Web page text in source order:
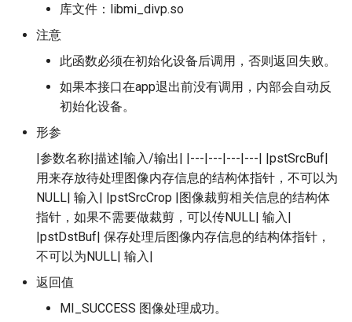
库文件：libmi_divp.so
注意
此函数必须在初始化设备后调用，否则返回失败。
如果本接口在app退出前没有调用，内部会自动反
初始化设备。
形参
|参数名称|描述|输入/输出| |---|---|---|---| |pstSrcBuf|
用来存放待处理图像内存信息的结构体指针，不可以为
NULL| 输入| |pstSrcCrop |图像裁剪相关信息的结构体
指针，如果不需要做裁剪，可以传NULL| 输入|
|pstDstBuf| 保存处理后图像内存信息的结构体指针，
不可以为NULL| 输入|
返回值
MI_SUCCESS 图像处理成功。